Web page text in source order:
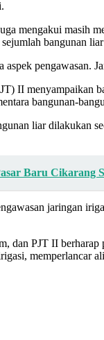
mengakui masih
bangunan
aspek pengawasan.
II menyampaikan
bangunan-
liar dilakukan
Baru Cikarang
jaringan
dan PJT II
memperlancar